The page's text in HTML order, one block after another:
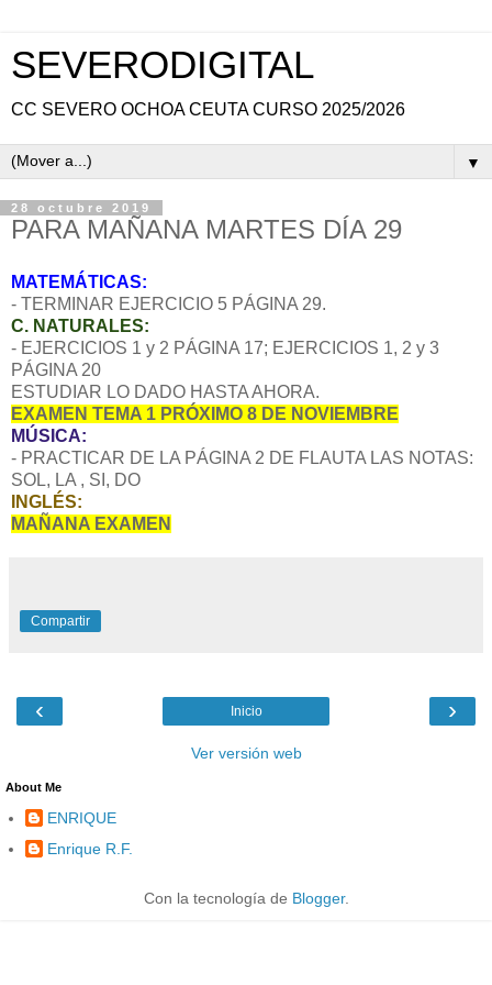
SEVERODIGITAL
CC SEVERO OCHOA CEUTA CURSO 2025/2026
▼
28 octubre 2019
PARA MAÑANA MARTES DÍA 29
MATEMÁTICAS:
- TERMINAR EJERCICIO 5 PÁGINA 29.
C. NATURALES:
- EJERCICIOS 1 y 2 PÁGINA 17; EJERCICIOS 1, 2 y 3
PÁGINA 20
ESTUDIAR LO DADO HASTA AHORA.
EXAMEN TEMA 1 PRÓXIMO 8 DE NOVIEMBRE
MÚSICA:
- PRACTICAR DE LA PÁGINA 2 DE FLAUTA LAS NOTAS:
SOL, LA , SI, DO
INGLÉS:
MAÑANA EXAMEN
Compartir
‹ ›
Inicio
Ver versión web
About Me
ENRIQUE
Enrique R.F.
Con la tecnología de Blogger.